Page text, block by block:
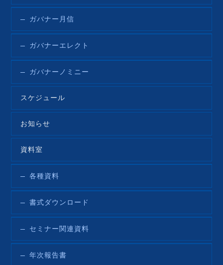
ガバナー月信
ガバナーエレクト
ガバナーノミニー
スケジュール
お知らせ
資料室
各種資料
書式ダウンロード
セミナー関連資料
年次報告書